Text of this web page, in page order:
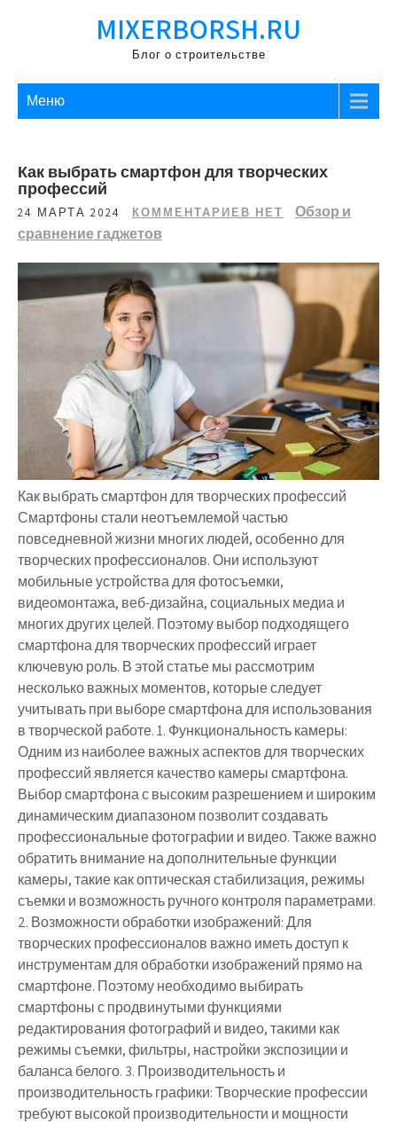
MIXERBORSH.RU
Блог о строительстве
Меню
Как выбрать смартфон для творческих
профессий
24 МАРТА 2024 КОММЕНТАРИЕВ НЕТ
Обзор и
сравнение гаджетов
Как выбрать смартфон для творческих профессий
Смартфоны стали неотъемлемой частью
повседневной жизни многих людей, особенно для
творческих профессионалов. Они используют
мобильные устройства для фотосъемки,
видеомонтажа, веб-дизайна, социальных медиа и
многих других целей. Поэтому выбор подходящего
смартфона для творческих профессий играет
ключевую роль. В этой статье мы рассмотрим
несколько важных моментов, которые следует
учитывать при выборе смартфона для использования
в творческой работе. 1. Функциональность камеры:
Одним из наиболее важных аспектов для творческих
профессий является качество камеры смартфона.
Выбор смартфона с высоким разрешением и широким
динамическим диапазоном позволит создавать
профессиональные фотографии и видео. Также важно
обратить внимание на дополнительные функции
камеры, такие как оптическая стабилизация, режимы
съемки и возможность ручного контроля параметрами.
2. Возможности обработки изображений: Для
творческих профессионалов важно иметь доступ к
инструментам для обработки изображений прямо на
смартфоне. Поэтому необходимо выбирать
смартфоны с продвинутыми функциями
редактирования фотографий и видео, такими как
режимы съемки, фильтры, настройки экспозиции и
баланса белого. 3. Производительность и
производительность графики: Творческие профессии
требуют высокой производительности и мощности